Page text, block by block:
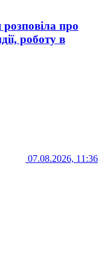
розповіла про
роботу в
07.08.2026, 11:36